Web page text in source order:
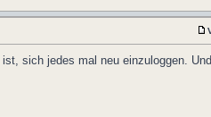
sich jedes mal neu einzuloggen.